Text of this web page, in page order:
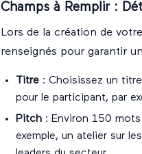
Champs à Remplir :
Lors de la création de
renseignés pour garantir
Titre : Choisissez un
pour le participant, par
Pitch : Environ 150
exemple, un atelier sur